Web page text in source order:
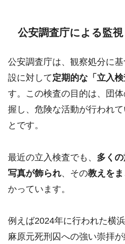
公安調査庁による監視
公安調査庁は、観察処分に
設に対して定期的な「立入検
す。この検査の目的は、団
握し、危険な活動が行われ
とです。
最近の立入検査でも、 多く
写真が飾られ、その教えを
かっています。
例えば2024年に行われた横
麻原元死刑囚への強い崇拝